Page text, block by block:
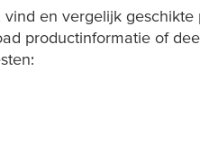
en vergelijk
productinformatie of